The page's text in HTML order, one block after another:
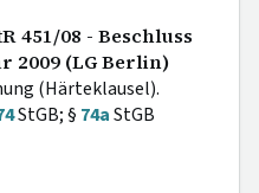
451/08 - Beschluss
2009 (LG Berlin)
(Härteklausel).
StGB; § 74aStGB